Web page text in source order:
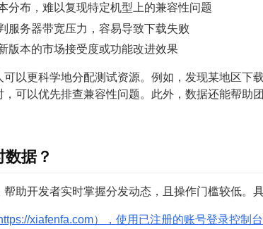
分布，难以复现特定机型上的兼容性问题
服务器带宽压力，容易导致下载失败
版本的市场接受度或功能改进效果
以更科学地分配测试资源。例如，发现某地区下
可以优先排查兼容性问题。此外，数据还能帮助
据？
助开发者实时掌握分发动态，且操作门槛较低。
xiafenfa.com），使用已注册的账号登录控制台